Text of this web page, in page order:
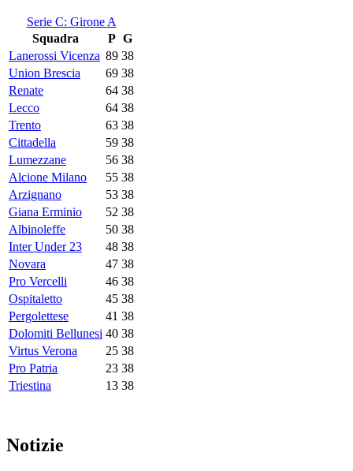
Serie C: Girone A
Squadra
P G
Lanerossi Vicenza 89 38
Union Brescia
69 38
Renate
64 38
Lecco
64 38
Trento
63 38
Cittadella
59 38
Lumezzane
56 38
Alcione Milano
55 38
Arzignano
53 38
Giana Erminio
52 38
Albinoleffe
50 38
Inter Under 23
48 38
Novara
47 38
Pro Vercelli
46 38
Ospitaletto
45 38
Pergolettese
41 38
Dolomiti Bellunesi 40 38
Virtus Verona
25 38
Pro Patria
23 38
Triestina
13 38
Notizie